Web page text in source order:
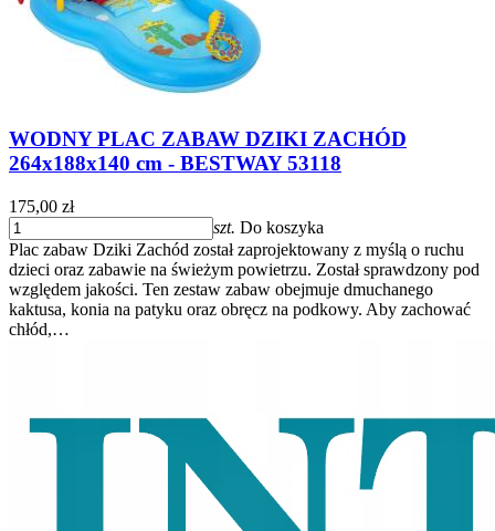
WODNY PLAC ZABAW DZIKI ZACHÓD
264x188x140 cm - BESTWAY 53118
175,00 zł
szt. Do koszyka
Plac zabaw Dziki Zachód został zaprojektowany z myślą o ruchu
dzieci oraz zabawie na świeżym powietrzu. Został sprawdzony pod
względem jakości. Ten zestaw zabaw obejmuje dmuchanego
kaktusa, konia na patyku oraz obręcz na podkowy. Aby zachować
chłód,…